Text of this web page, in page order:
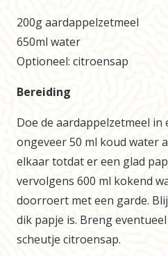
200g aardappelzetmeel
650ml water
Optioneel: citroensap
Bereiding
Doe de aardappelzetmeel in
ongeveer 50 ml koud water
elkaar totdat er een glad
vervolgens 600 ml kokend
doorroert met een garde.
dik papje is. Breng
scheutje citroensap.